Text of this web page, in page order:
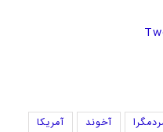
آخوند
آمریکا